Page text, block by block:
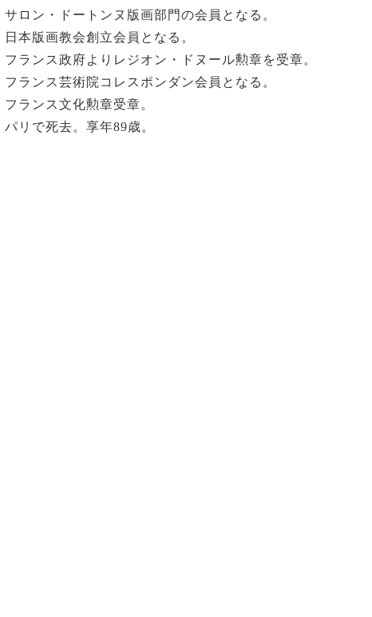
ロン・ドートンヌ版画部門の会員となる。
本版画教会創立会員となる。
ランス政府よりレジオン・ドヌール勲章を受章。
ランス芸術院コレスポンダン会員となる。
ランス文化勲章受章。
リで死去。享年89歳。